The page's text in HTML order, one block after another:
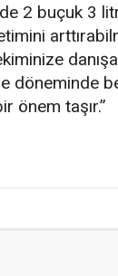
2 buçuk 3
döneminde
önem taşır.”